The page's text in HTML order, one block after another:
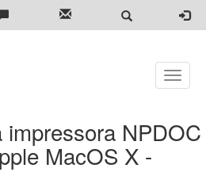
Toggle
impressora NPDOC
MacOS X -